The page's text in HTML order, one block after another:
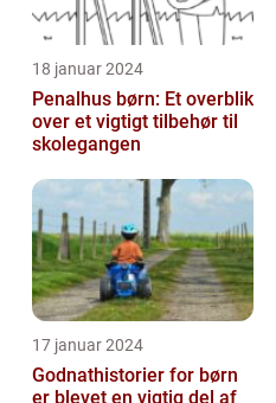
18 januar 2024
Penalhus børn: Et overblik
over et vigtigt tilbehør til
skolegangen
17 januar 2024
Godnathistorier for børn
er blevet en vigtig del af